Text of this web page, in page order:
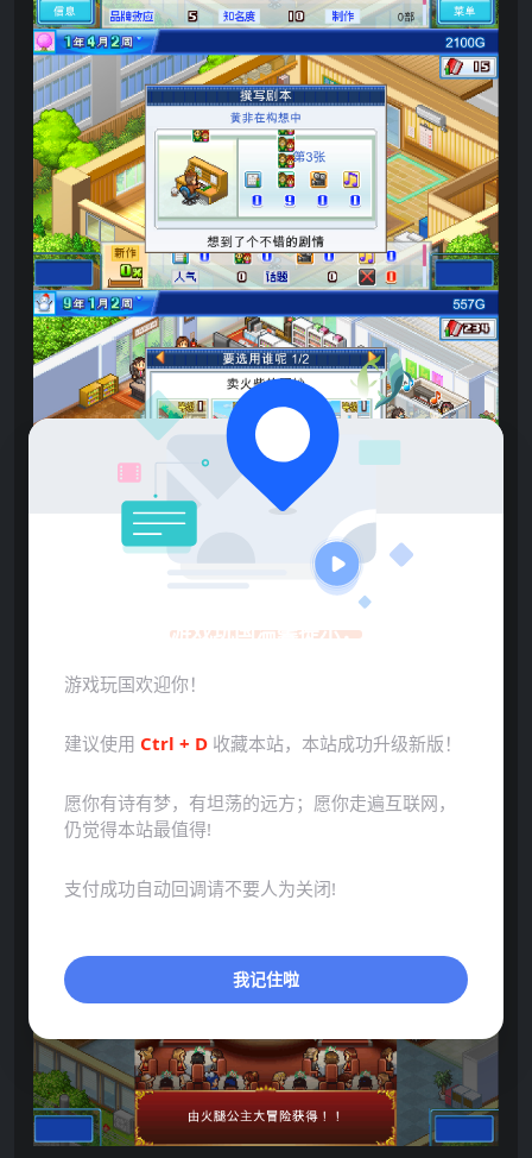
游戏玩国温馨提示：
游戏玩国欢迎你！
建议使用 Ctrl + D 收藏本站，本站成功升级新版！
愿你有诗有梦，有坦荡的远方；愿你走遍互联网，
仍觉得本站最值得!
支付成功自动回调请不要人为关闭!
我记住啦